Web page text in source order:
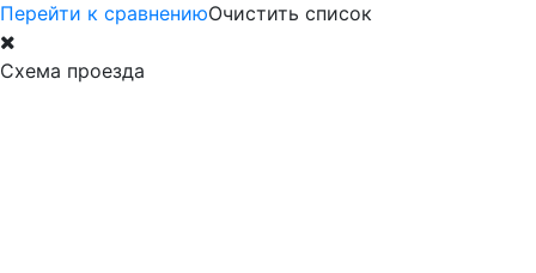
Перейти к сравнениюОчистить список
Схема проезда